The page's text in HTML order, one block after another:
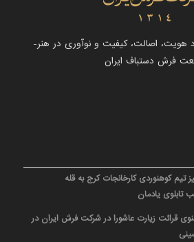
هویت، اصالت، کیفیت و نوآوری در هنر-
فرش دستباف ایران
تیم کوهنوردی کارخانجات کرج به قله
تابلوی یادمان
قرائت زیارت عاشورا در شرکت فرش ایران در